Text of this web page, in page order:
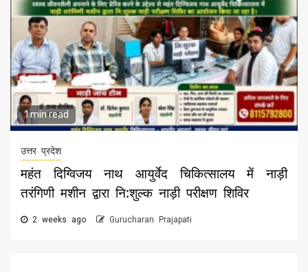
1 min read
उत्तर प्रदेश
महंत दिग्विजय नाथ आयुर्वेद चिकित्सालय में नाड़ी
तरंगिणी मशीन द्वारा नि:शुल्क नाड़ी परीक्षण शिविर
2 weeks ago Gurucharan Prajapati